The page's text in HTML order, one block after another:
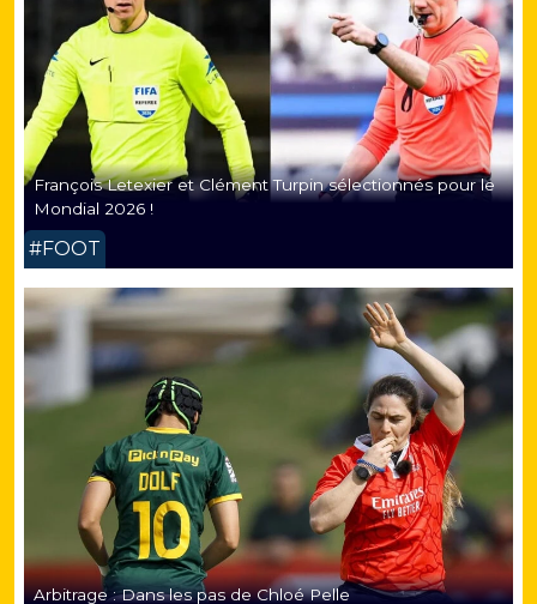
François Letexier et Clément Turpin sélectionnés pour le
Mondial 2026 !
#FOOT
Arbitrage : Dans les pas de Chloé Pelle